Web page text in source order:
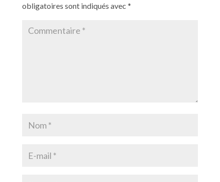
obligatoires sont indiqués avec *